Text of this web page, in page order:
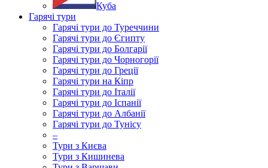
Куба
Гарячі тури
Гарячі тури до Туреччини
Гарячі тури до Єгипту
Гарячі тури до Болгарії
Гарячі тури до Чорногорії
Гарячі тури до Греції
Гарячі тури на Кіпр
Гарячі тури до Італії
Гарячі тури до Іспанії
Гарячі тури до Албанії
Гарячі тури до Тунісу
–
Тури з Києва
Тури з Кишинева